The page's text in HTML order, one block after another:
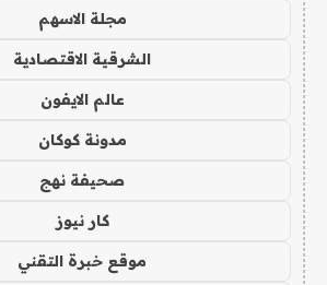
مجلة الاسهم
الشرقية الاقتصادية
عالم الايفون
مدونة كوكان
صحيفة نهج
كار نيوز
موقع خبرة التقني